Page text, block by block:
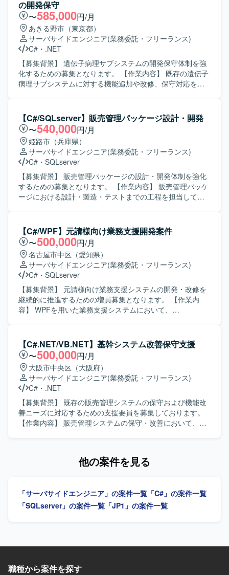
理解しながら、関係者と円滑にコミュニケーションを取
り、自発的に改善提案や課題解決に取り組んでいただける
方を求めております。既存システムの保守・改善業務に対
して粘り強く取り組める方にマッチする環境です。 【ポジ
ションの魅力】 基幹となる販売管理システムに長期的に関
わることで、業務知識と技術スキルの両面を深めていただ
けます。要件確認からリリースまで一貫して携わることが
できるため、上流から下流までの経験を積むことができま
す。
の開発保守
〜585,000円/月
あきる野市（東京都）
サーバサイドエンジニア(業務委託・フリーランス)
C# ・ .NET
【募集背景】 遺伝子病理サブシステムの開発保守体制を強
化するための募集となります。 【作業内容】 既存の遺伝子
病理サブシステムに対する機能追加や改修、保守対応をご
識しながら設計からテストまで主体的に対応いただける方
を求めております。 【ポジションの魅力】 医療系システム
の開発保守に携わることで、専門性の高い業務ドメインの
知見を深めていただけます。 【開発環境】 C#およびC++を
用いた開発環境となります。
【C#/SQLserver】販売管理パッケージ設計・開発
〜540,000円/月
姫路市（兵庫県）
サーバサイドエンジニア(業務委託・フリーランス)
C# ・ SQLserver
【募集背景】 販売管理パッケージの設計・開発体制を強化
するための募集となります。 【作業内容】 販売管理パッケ
ージにおける設計・製造・テストまでの工程を担当してい
魅力】 販売管理パッケージの開発に上流から携わることが
でき、継続的な参画の可能性もございます。 【開発環境】
C#(WEB)、SQLServerを利用した環境での開発となりま
す。
【C#/WPF】元請様向け業務支援開発案件
〜500,000円/月
名古屋市中区（愛知県）
サーバサイドエンジニア(業務委託・フリーランス)
C# ・ SQLserver
【募集背景】 元請様向け業務支援システムの開発・改修を
継続的に推進するための増員募集となります。 【作業内
容】 WPFを用いた業務支援システムにおいて、
書および結合テスト仕様書を作成していただきます。 【求
める人物像】 WPFおよびMVVMパターンの特性を理解し、
仕様を丁寧に読み解きながら設計書やテスト仕様書を着実
に作成できる方を求めています。チームメンバーとコミュ
ニケーションを取りながら、主体的に課題整理や品質向上
に取り組んでいただける方が望ましいです。 【ポジション
の魅力】 WPFとMVVMパターンを前提とした開発プロジェ
クトに参画することで、デスクトップアプリケーション開
発における設計スキルやテスト設計スキルを高めていただ
MVVMパターンを利用します。データベースにはSQL
【C#.NET/VB.NET】基幹システム改善保守支援
〜500,000円/月
大阪市中央区（大阪府）
サーバサイドエンジニア(業務委託・フリーランス)
C# ・ .NET
【募集背景】 既存の販売管理システムの保守および機能改
善ニーズに対応するための支援要員を募集しております。
【作業内容】 販売管理システムの保守・改善において、要
主体的に業務を推進し、前向きかつ柔軟に対応できる方を
の保守・改善を通じて業務知識と開発スキルの双方を高め
ていただけます。 【開発環境】 C#.NET、VB.NETを用いた
他の案件を見る
「サーバサイドエンジニア」の案件一覧 「C#」の案件一覧
「SQLserver」の案件一覧 「JP1」の案件一覧
職種から案件を探す